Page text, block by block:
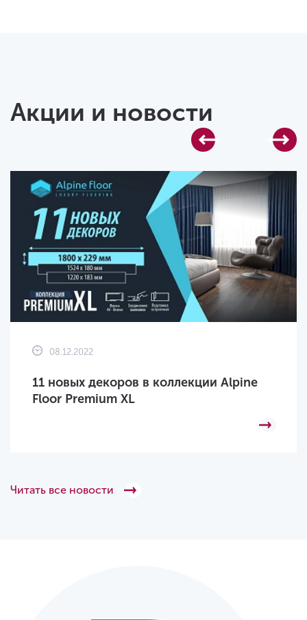
Акции и новости
08.12.2022
11 новых декоров в коллекции Alpine
Floor Premium XL
Читать все новости